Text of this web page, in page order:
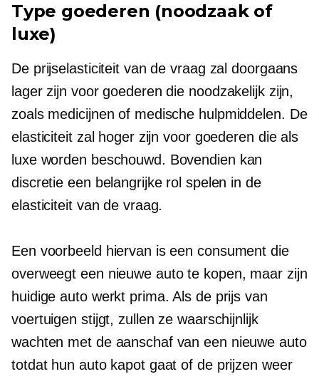
Type goederen (noodzaak of
luxe)
De prijselasticiteit van de vraag zal doorgaans
lager zijn voor goederen die noodzakelijk zijn,
zoals medicijnen of medische hulpmiddelen. De
elasticiteit zal hoger zijn voor goederen die als
luxe worden beschouwd. Bovendien kan
discretie een belangrijke rol spelen in de
elasticiteit van de vraag.
Een voorbeeld hiervan is een consument die
overweegt een nieuwe auto te kopen, maar zijn
huidige auto werkt prima. Als de prijs van
voertuigen stijgt, zullen ze waarschijnlijk
wachten met de aanschaf van een nieuwe auto
totdat hun auto kapot gaat of de prijzen weer